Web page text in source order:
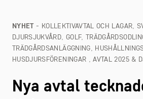
NYHET - KOLLEKTIVAVTAL OCH LAGAR,
DJURSJUKVÅRD, GOLF,
TRÄDGÅRDSANLÄGGNING,
HUSDJURSFÖRENINGAR , AVTAL 2025 &
Nya avtal